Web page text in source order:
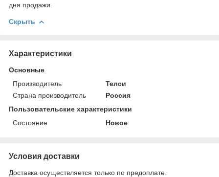
дня продажи.
Скрыть
Характеристики
Основные
Производитель
Телси
Страна производитель
Россия
Пользовательские характеристики
Состояние
Новое
Условия доставки
Доставка осуществляется только по предоплате.